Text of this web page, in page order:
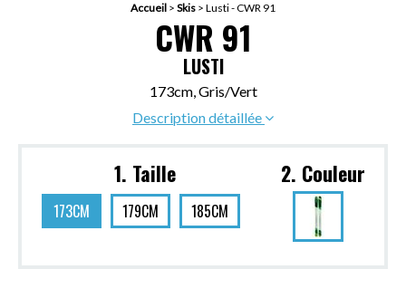
Accueil > Skis > Lusti - CWR 91
CWR 91
LUSTI
173cm, Gris/Vert
Description détaillée
1. Taille
173CM 179CM 185CM
2. Couleur